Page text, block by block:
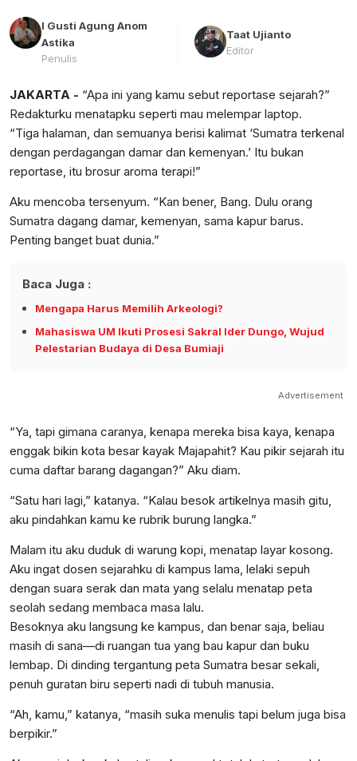
I Gusti Agung Anom
Astika
Penulis
Taat Ujianto
Editor
JAKARTA - “Apa ini yang kamu sebut reportase sejarah?”
Redakturku menatapku seperti mau melempar laptop.
“Tiga halaman, dan semuanya berisi kalimat ‘Sumatra terkenal
dengan perdagangan damar dan kemenyan.’ Itu bukan
reportase, itu brosur aroma terapi!”
Aku mencoba tersenyum. “Kan bener, Bang. Dulu orang
Sumatra dagang damar, kemenyan, sama kapur barus.
Penting banget buat dunia.”
Baca Juga :
Mengapa Harus Memilih Arkeologi?
Mahasiswa UM Ikuti Prosesi Sakral Ider Dungo, Wujud
Pelestarian Budaya di Desa Bumiaji
Advertisement
“Ya, tapi gimana caranya, kenapa mereka bisa kaya, kenapa
enggak bikin kota besar kayak Majapahit? Kau pikir sejarah itu
cuma daftar barang dagangan?” Aku diam.
“Satu hari lagi,” katanya. “Kalau besok artikelnya masih gitu,
aku pindahkan kamu ke rubrik burung langka.”
Malam itu aku duduk di warung kopi, menatap layar kosong.
Aku ingat dosen sejarahku di kampus lama, lelaki sepuh
dengan suara serak dan mata yang selalu menatap peta
seolah sedang membaca masa lalu.
Besoknya aku langsung ke kampus, dan benar saja, beliau
masih di sana—di ruangan tua yang bau kapur dan buku
lembap. Di dinding tergantung peta Sumatra besar sekali,
penuh guratan biru seperti nadi di tubuh manusia.
“Ah, kamu,” katanya, “masih suka menulis tapi belum juga bisa
berpikir.”